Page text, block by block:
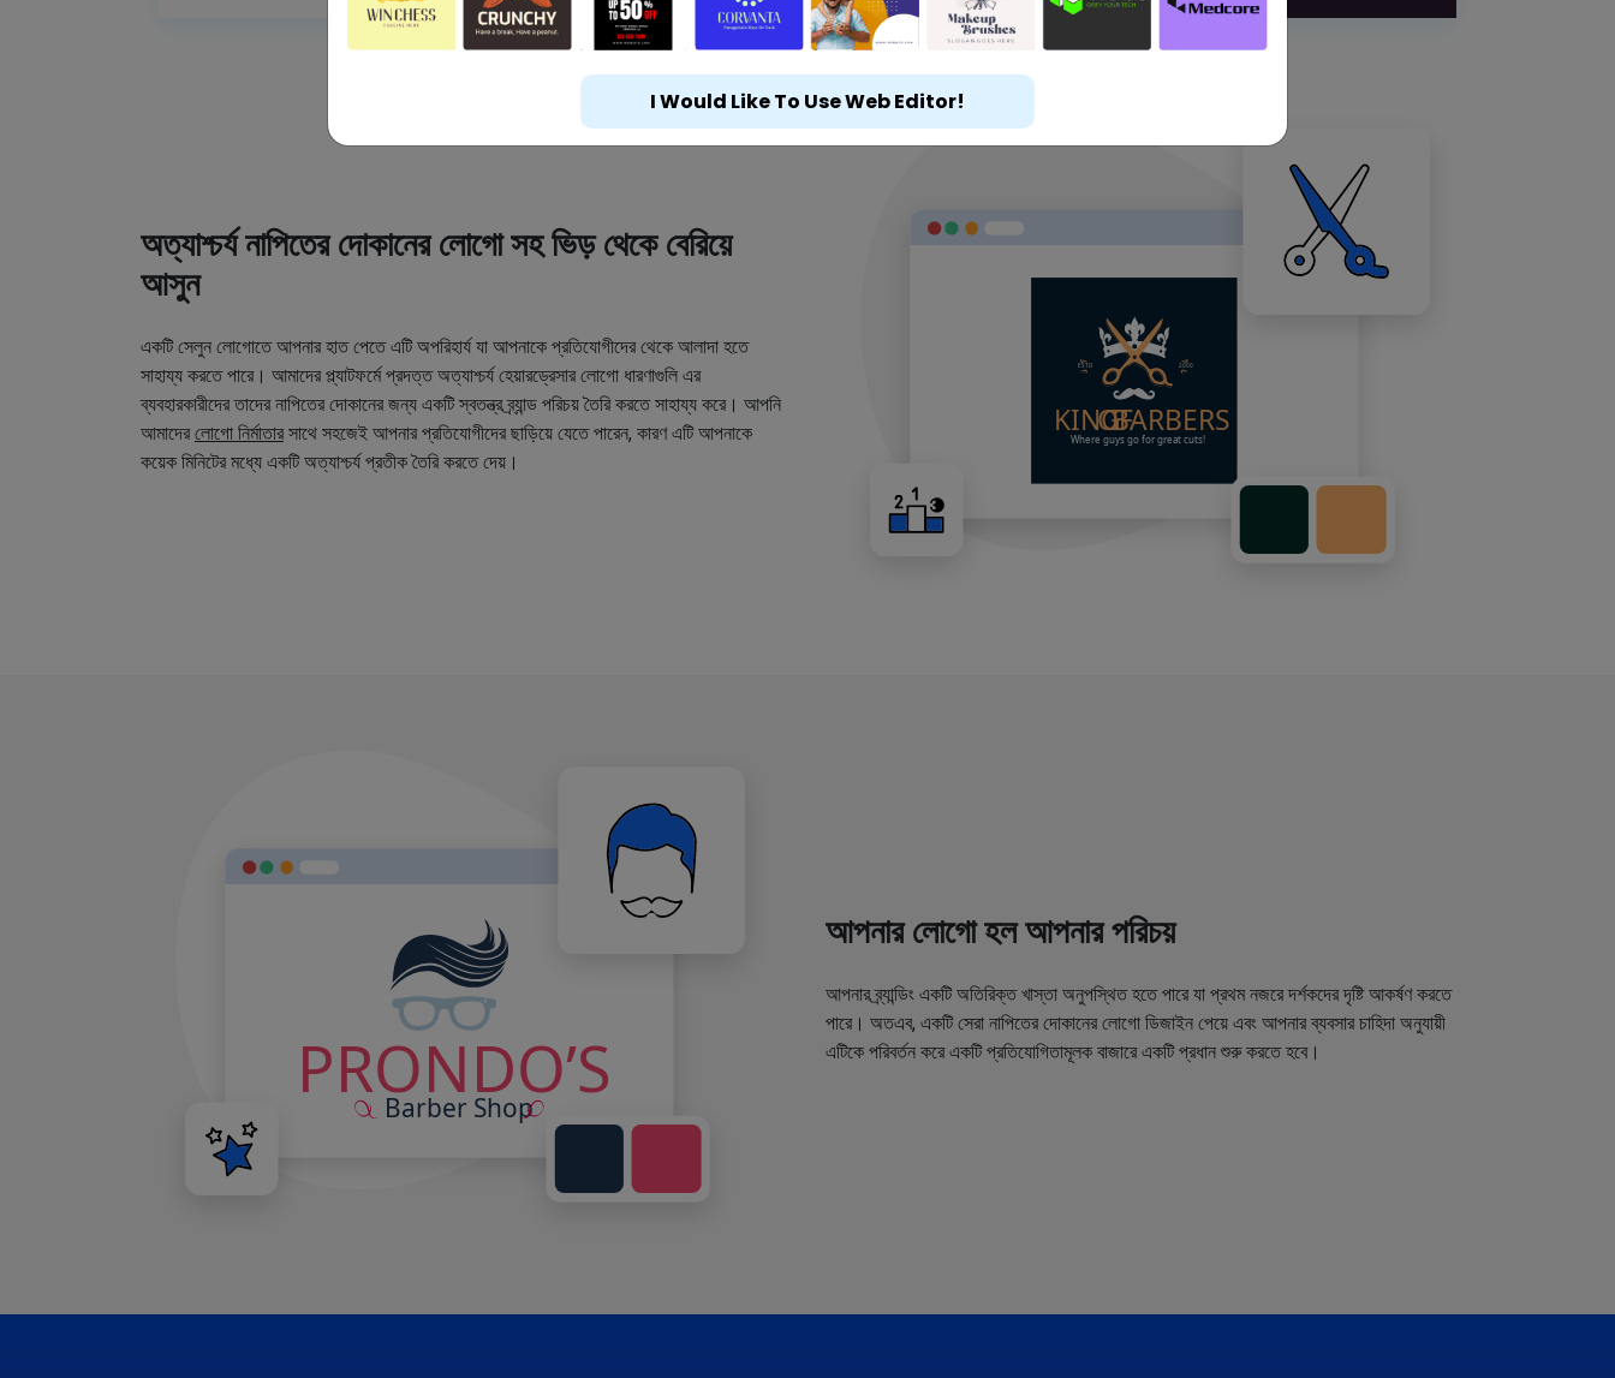
অত্যাশ্চর্য নাপিতের দোকানের লোগো সহ ভিড় থেকে বেরিয়ে
আসুন
একটি সেলুন লোগোতে আপনার হাত পেতে এটি অপরিহার্য যা আপনাকে প্রতিযোগীদের থেকে আলাদা হতে
সাহায্য করতে পারে। আমাদের প্ল্যাটফর্মে প্রদত্ত অত্যাশ্চর্য হেয়ারড্রেসার লোগো ধারণাগুলি এর
ব্যবহারকারীদের তাদের নাপিতের দোকানের জন্য একটি স্বতন্ত্র ব্র্যান্ড পরিচয় তৈরি করতে সাহায্য করে। আপনি
আমাদেরলোগো নির্মাতারসাথে সহজেই আপনার প্রতিযোগীদের ছাড়িয়ে যেতে পারেন, কারণ এটি আপনাকে
কয়েক মিনিটের মধ্যে একটি অত্যাশ্চর্য প্রতীক তৈরি করতে দেয়।
আপনার লোগো হল আপনার পরিচয়
আপনার ব্র্যান্ডিং একটি অতিরিক্ত খাস্তা অনুপস্থিত হতে পারে যা প্রথম নজরে দর্শকদের দৃষ্টি আকর্ষণ করতে
পারে। অতএব, একটি সেরা নাপিতের দোকানের লোগো ডিজাইন পেয়ে এবং আপনার ব্যবসার চাহিদা অনুযায়ী
এটিকে পরিবর্তন করে একটি প্রতিযোগিতামূলক বাজারে একটি প্রধান শুরু করতে হবে।
I Would Like To Use Web Editor!